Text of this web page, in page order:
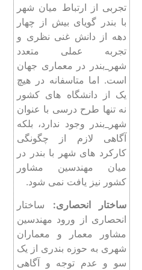
تجربی از ارتباط میان شهر
با بندر گویای بیش از چهار
دهه از دانش غنی نظری و
تجربه عملی متعدد
شهر_بندر در معماری جهان
است. اما متاسفانه در هیچ
یک از دانشگاه های کشور
نه تنها طرح درسی با عنوان
شهر_بندر وجود ندارد، بلکه
آگاهی لازم از چگونگی
کارکرد های شهر با بندر در
میان مهندسین مشاور
کشور نیز یافت نمی شود.
ساختار انحصاری: ساختار
انحصاری از ورود مهندسین
مشاور معمار و معماران
شهری به حوزه بندری از یک
سو و عدم توجه و آگاهی